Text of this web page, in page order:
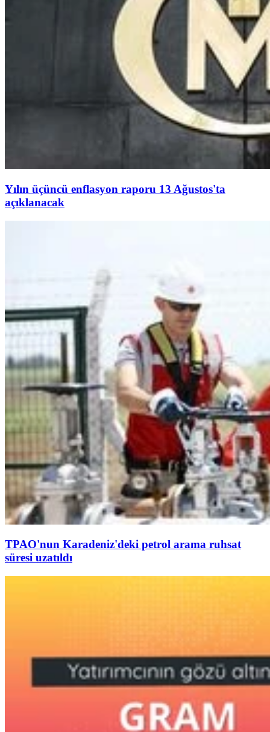
Yılın üçüncü enflasyon raporu 13 Ağustos'ta
açıklanacak
TPAO'nun Karadeniz'deki petrol arama ruhsat
süresi uzatıldı